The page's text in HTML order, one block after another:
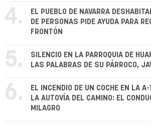
4.
EL PUEBLO DE NAVARRA
DE PERSONAS PIDE AYUDA PARA
FRONTÓN
5.
SILENCIO EN LA PARROQUIA DE
LAS PALABRAS DE SU PÁRROCO,
6.
EL INCENDIO DE UN COCHE EN LA
LA AUTOVÍA DEL CAMINO: EL
MILAGRO